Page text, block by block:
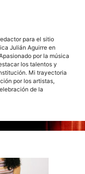
para el sitio
Julián Aguirre en
por la música
los talentos y
Mi trayectoria
por los artistas,
de la